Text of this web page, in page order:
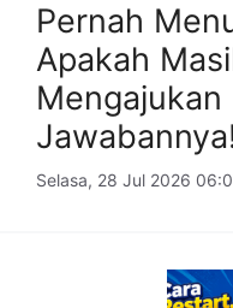
Pernah
Apakah
Mengajukan
Selasa, 28 Jul 2026